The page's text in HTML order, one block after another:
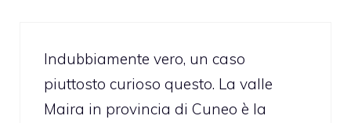
Indubbiamente vero, un caso
piuttosto curioso questo. La valle
Maira in provincia di Cuneo è la